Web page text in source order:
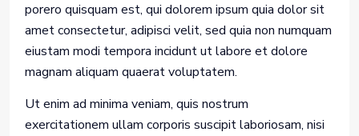
porero quisquam est, qui dolorem ipsum quia dolor sit
amet consectetur, adipisci velit, sed quia non numquam
eiustam modi tempora incidunt ut labore et dolore
magnam aliquam quaerat voluptatem.
Ut enim ad minima veniam, quis nostrum
exercitationem ullam corporis suscipit laboriosam, nisi